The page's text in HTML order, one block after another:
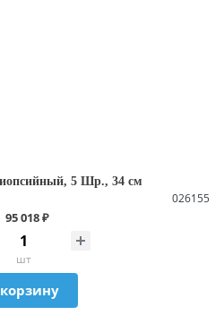
5 Шр., 34 см
026155
95 018 ₽
шт